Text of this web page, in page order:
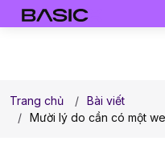
Trang chủ
Bài viết
Mười lý do cần có một